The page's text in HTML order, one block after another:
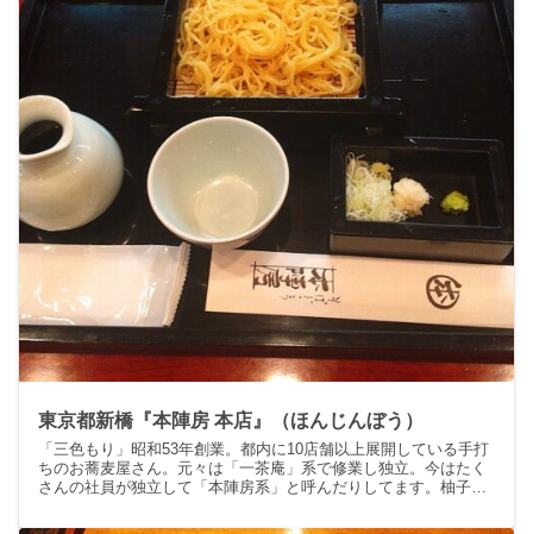
東京都新橋『本陣房 本店』（ほんじんぼう）
「三色もり」昭和53年創業。都内に10店舗以上展開している手打
ちのお蕎麦屋さん。元々は「一茶庵」系で修業し独立。今はたく
さんの社員が独立して「本陣房系」と呼んだりしてます。柚子切